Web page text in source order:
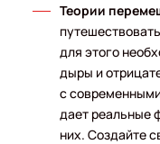
Теории
для этого
дыры и
с
дает реальные
них. Создайте